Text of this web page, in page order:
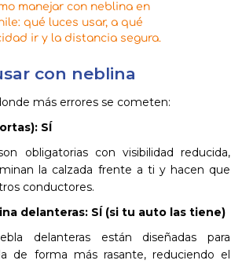
manejar con neblina en
qué luces usar, a qué
ir y la distancia segura.
con neblina
más errores se cometen:
SÍ
obligatorias con visibilidad reducida,
la calzada frente a ti y hacen que
conductores.
delanteras: SÍ (si tu auto las tiene)
delanteras están diseñadas para
de forma más rasante, reduciendo el